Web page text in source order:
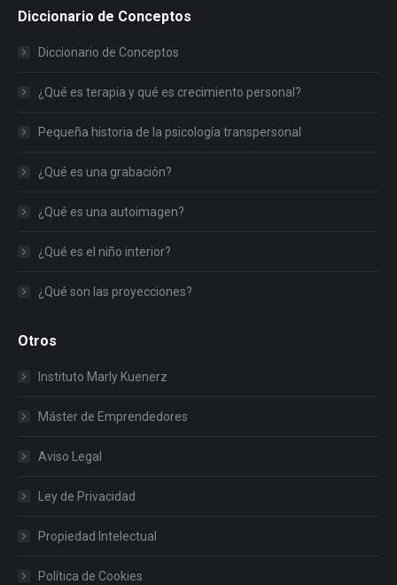
Diccionario de Conceptos
Diccionario de Conceptos
¿Qué es terapia y qué es crecimiento personal?
Pequeña historia de la psicología transpersonal
¿Qué es una grabación?
¿Qué es una autoimagen?
¿Qué es el niño interior?
¿Qué son las proyecciones?
Otros
Instituto Marly Kuenerz
Máster de Emprendedores
Aviso Legal
Ley de Privacidad
Propiedad Intelectual
Política de Cookies